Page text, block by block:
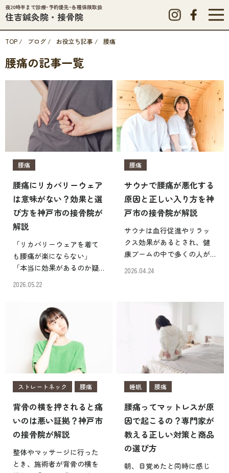
夜20時半まで診療･予約優先･各種保険取扱
住吉鍼灸院・接骨院
TOP / ブログ / お役立ち記事 / 腰痛
腰痛の記事一覧
腰痛
腰痛にリカバリーウェア
は意味がない？効果と選
び方を神戸市の接骨院が
解説
「リカバリーウェアを着て
も腰痛が楽にならない」
「本当に効果があるのか疑
検討しているものの、その
効果に半信半疑という人は
少なくありません。実際、
2026.05.22
腰痛
サウナで腰痛が悪化する
原因と正しい入り方を神
戸市の接骨院が解説
サウナは血行促進やリラッ
クス効果があるとされ、健
康ブームの中で多くの人が
を悪化させてしまう可能性
東灘区の住吉鍼灸院・接骨
2026.04.24
ストレートネック 腰痛
背骨の横を押されると痛
いのは悪い証拠？神戸市
の接骨院が解説
整体やマッサージに行った
とき、施術者が背骨の横を
睡眠 腰痛
腰痛ってマットレスが原
因で起こるの？専門家が
教える正しい対策と商品
の選び方
朝、目覚めたと同時に感じ